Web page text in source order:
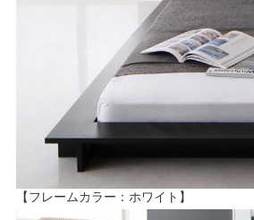
【フレームカラー：ホワイト】